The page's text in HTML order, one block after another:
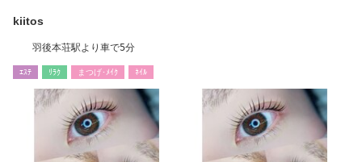
kiitos
羽後本荘駅より車で5分
ｴｽﾃ ﾘﾗｸ まつげ･ﾒｲｸ ﾈｲﾙ